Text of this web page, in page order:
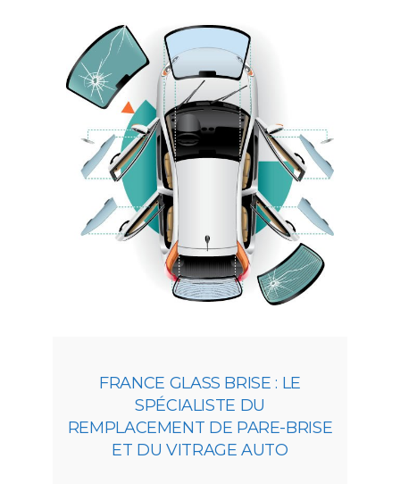
FRANCE GLASS BRISE : LE
SPÉCIALISTE DU
REMPLACEMENT DE PARE-BRISE
ET DU VITRAGE AUTO